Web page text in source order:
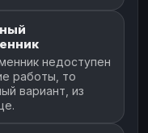
недоступен
работы, то
вариант, из